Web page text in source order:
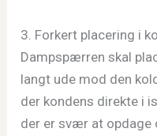
3. Forkert placering i
Dampspærren skal
langt ude mod den
der kondens direkte i
der er svær at opdage